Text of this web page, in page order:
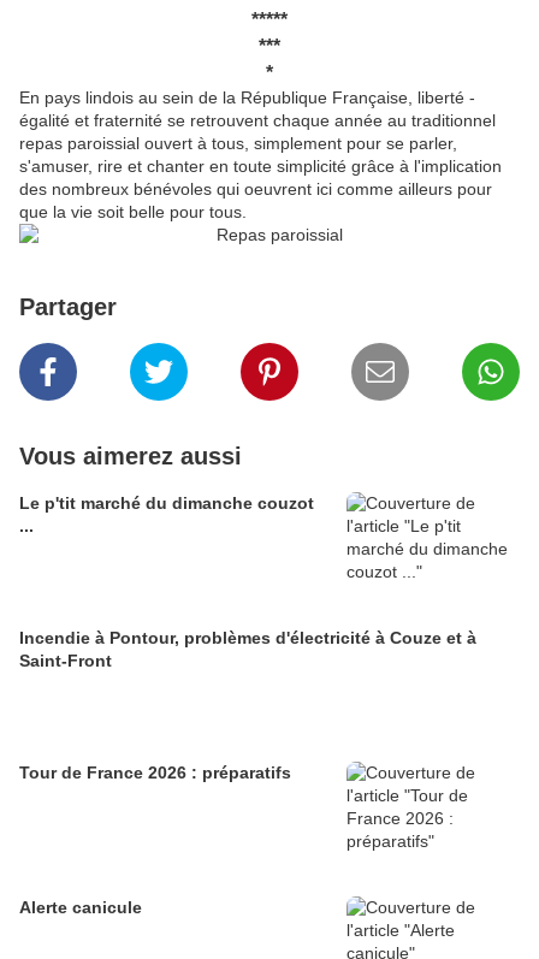
*****
***
*
En pays lindois au sein de la République Française, liberté -
égalité et fraternité se retrouvent chaque année au traditionnel
repas paroissial ouvert à tous, simplement pour se parler,
s'amuser, rire et chanter en toute simplicité grâce à l'implication
des nombreux bénévoles qui oeuvrent ici comme ailleurs pour
que la vie soit belle pour tous.
Partager
Vous aimerez aussi
Le p'tit marché du dimanche couzot
...
Incendie à Pontour, problèmes d'électricité à Couze et à
Saint-Front
Tour de France 2026 : préparatifs
Alerte canicule